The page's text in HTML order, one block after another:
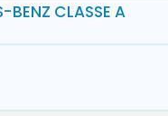
BENZ CLASSE A